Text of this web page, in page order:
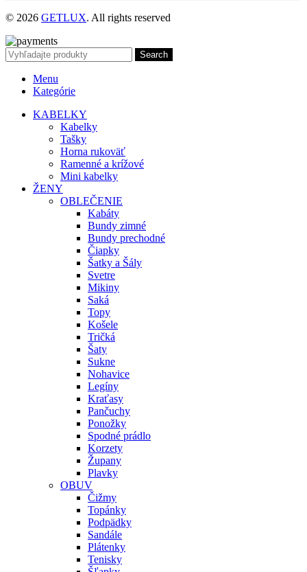
© 2026 GETLUX. All rights reserved
Search
Menu
Kategórie
KABELKY
Kabelky
Tašky
Horna rukoväť
Ramenné a krížové
Mini kabelky
ŽENY
OBLEČENIE
Kabáty
Bundy zimné
Bundy prechodné
Čiapky
Šatky a Šály
Svetre
Mikiny
Saká
Topy
Košele
Tričká
Šaty
Sukne
Nohavice
Legíny
Kraťasy
Pančuchy
Ponožky
Spodné prádlo
Korzety
Župany
Plavky
OBUV
Čižmy
Topánky
Podpädky
Sandále
Plátenky
Tenisky